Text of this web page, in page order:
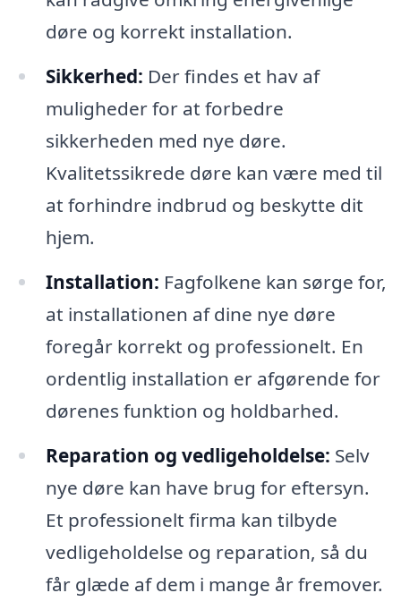
døre og korrekt installation.
Sikkerhed: Der findes et hav af
muligheder for at forbedre
sikkerheden med nye døre.
Kvalitetssikrede døre kan være med til
at forhindre indbrud og beskytte dit
hjem.
Installation: Fagfolkene kan sørge for,
at installationen af dine nye døre
foregår korrekt og professionelt. En
ordentlig installation er afgørende for
dørenes funktion og holdbarhed.
Reparation og vedligeholdelse: Selv
nye døre kan have brug for eftersyn.
Et professionelt firma kan tilbyde
vedligeholdelse og reparation, så du
får glæde af dem i mange år fremover.